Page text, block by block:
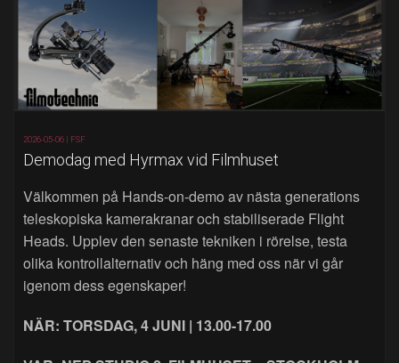
2026-05-06 | FSF
Demodag med Hyrmax vid Filmhuset
Välkommen på Hands‑on‑demo av nästa generations
teleskopiska kamerakranar och stabiliserade Flight
Heads. Upplev den senaste tekniken i rörelse, testa
olika kontrollalternativ och häng med oss när vi går
igenom dess egenskaper!
NÄR: TORSDAG, 4 JUNI | 13.00-17.00